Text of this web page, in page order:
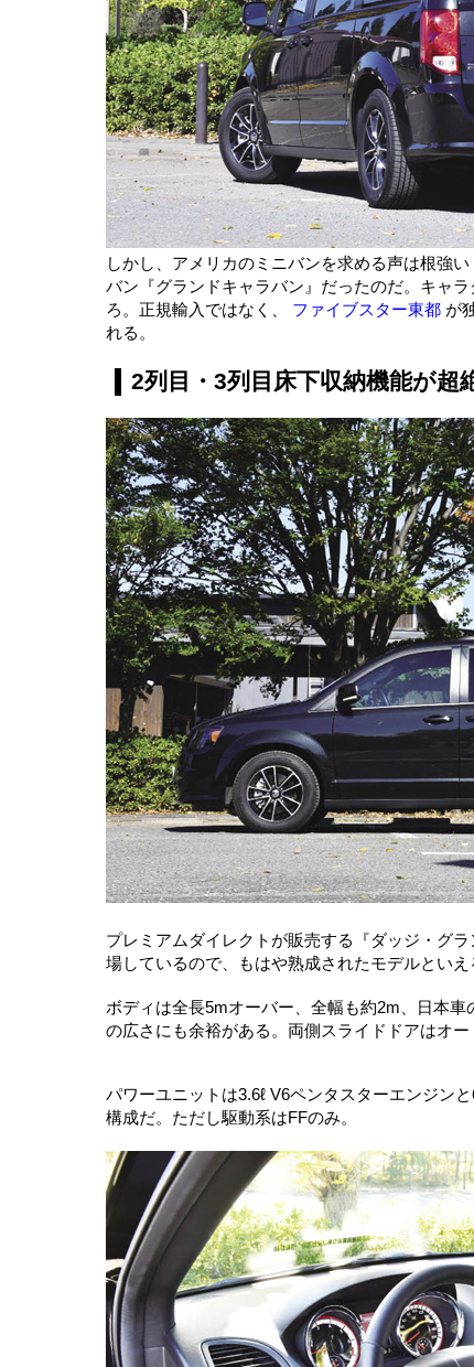
しかし、アメリカのミニバンを求める声は根強
バン『グランドキャラバン』だったのだ。キャ
ろ。正規輸入ではなく、 ファイブスター東都 が
れる。
2列目・3列目床下収納機能が
プレミアムダイレクトが販売する『ダッジ・グ
場しているので、もはや熟成されたモデルといえ
ボディは全長5mオーバー、全幅も約2m、日本
の広さにも余裕がある。両側スライドドアはオー
パワーユニットは3.6ℓ V6ペンタスターエンジン
構成だ。ただし駆動系はFFのみ。